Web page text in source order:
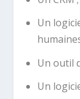
Un
Un outil
Un